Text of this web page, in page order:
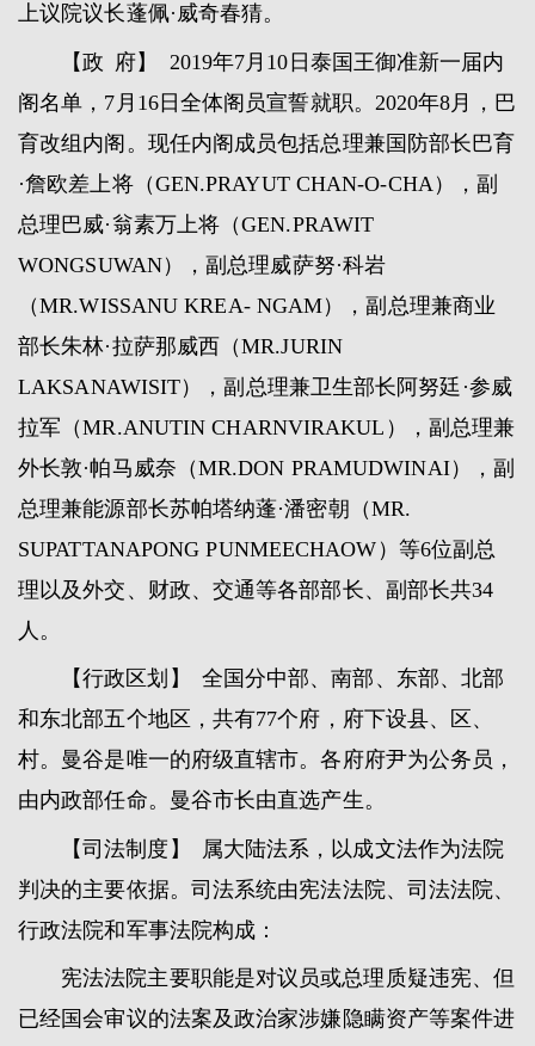
上议院议长蓬佩·威奇春猜。
【政 府】 2019年7月10日泰国王御准新一届内
阁名单，7月16日全体阁员宣誓就职。2020年8月，巴
育改组内阁。现任内阁成员包括总理兼国防部长巴育
·詹欧差上将（GEN.PRAYUT CHAN-O-CHA），副
总理巴威·翁素万上将（GEN.PRAWIT
WONGSUWAN），副总理威萨努·科岩
（MR.WISSANU KREA- NGAM），副总理兼商业
部长朱林·拉萨那威西（MR.JURIN
LAKSANAWISIT），副总理兼卫生部长阿努廷·参威
拉军（MR.ANUTIN CHARNVIRAKUL），副总理兼
外长敦·帕马威奈（MR.DON PRAMUDWINAI），副
总理兼能源部长苏帕塔纳蓬·潘密朝（MR.
SUPATTANAPONG PUNMEECHAOW）等6位副总
理以及外交、财政、交通等各部部长、副部长共34
人。
【行政区划】 全国分中部、南部、东部、北部
和东北部五个地区，共有77个府，府下设县、区、
村。曼谷是唯一的府级直辖市。各府府尹为公务员，
由内政部任命。曼谷市长由直选产生。
【司法制度】 属大陆法系，以成文法作为法院
判决的主要依据。司法系统由宪法法院、司法法院、
行政法院和军事法院构成：
宪法法院主要职能是对议员或总理质疑违宪、但
已经国会审议的法案及政治家涉嫌隐瞒资产等案件进